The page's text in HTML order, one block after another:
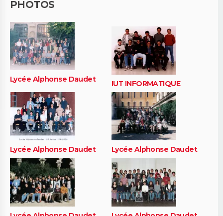
PHOTOS
Lycée Alphonse Daudet IUT INFORMATIQUE
Lycée Alphonse Daudet Lycée Alphonse Daudet